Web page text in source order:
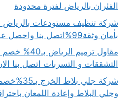
الفئران بالرياض لفترة محدودة
شركة تنظيف مستودعات
بأمان وثقة99%اتصل بنا واحصل على 33%خصم فوري
مقاول ترميم
التشققات و التسربات اتصل بنا
شركة جلي
وجلي البلاط وإعادة اللمعان